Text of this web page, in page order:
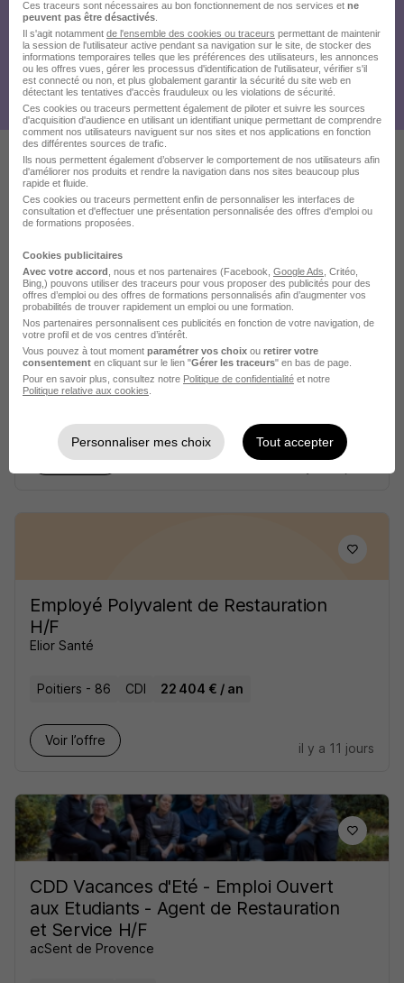
Ces offres pourraient aussi
vous intéresser
Serveur Ash H/F
La Société Les Jardins d'Arcadie
Voir l’offre
Employé Polyvalent de Restauration
H/F
Elior Santé
Poitiers - 86 CDI 22 404 € / an
Voir l’offre
il y a 11 jours
CDD Vacances d'Eté - Emploi Ouvert
aux Etudiants - Agent de Restauration
et Service H/F
acSent de Provence
Ces traceurs sont nécessaires au bon fonctionnement de nos services et ne
peuvent pas être désactivés
Il s'agit notamment de l'ensemble des cookies ou traceurs permettant de maintenir
la session de l'utilisateur active pendant sa navigation sur le site, de stocker des
informations temporaires telles que les préférences des utilisateurs, les annonces
ou les offres vues, gérer les processus d'identification de l'utilisateur, vérifier s'il
est connecté ou non, et plus globalement garantir la sécurité du site web en
détectant les tentatives d'accès frauduleux ou les violations de sécurité.
Ces cookies ou traceurs permettent également de piloter et suivre les sources
d'acquisition d'audience en utilisant un identifiant unique permettant de comprendre
comment nos utilisateurs naviguent sur nos sites et nos applications en fonction
des différentes sources de trafic.
Ils nous permettent également d’observer le comportement de nos utilisateurs afin
d'améliorer nos produits et rendre la navigation dans nos sites beaucoup plus
rapide et fluide.
Ces cookies ou traceurs permettent enfin de personnaliser les interfaces de
consultation et d'effectuer une présentation personnalisée des offres d'emploi ou
de formations proposées.
Cookies publicitaires
Avec votre accord , nous et nos partenaires (Facebook, Google Ads , Critéo,
Bing,) pouvons utiliser des traceurs pour vous proposer des publicités pour des
offres d’emploi ou des offres de formations personnalisés afin d’augmenter vos
probabilités de trouver rapidement un emploi ou une formation.
Nos partenaires personnalisent ces publicités en fonction de votre navigation, de
votre profil et de vos centres d’intérêt.
Vous pouvez à tout moment paramétrer vos choix ou retirer votre
consentement en cliquant sur le lien "Gérer les traceurs" en bas de page.
Pour en savoir plus, consultez notre Politique de confidentialité et notre
Politique relative aux cookies
Personnaliser mes choix Tout accepter